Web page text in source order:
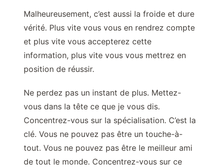
Malheureusement, c’est aussi la froide et dure
vérité. Plus vite vous vous en rendrez compte
et plus vite vous accepterez cette
information, plus vite vous vous mettrez en
position de réussir.
Ne perdez pas un instant de plus. Mettez-
vous dans la tête ce que je vous dis.
Concentrez-vous sur la spécialisation. C’est la
clé. Vous ne pouvez pas être un touche-à-
tout. Vous ne pouvez pas être le meilleur ami
de tout le monde. Concentrez-vous sur ce